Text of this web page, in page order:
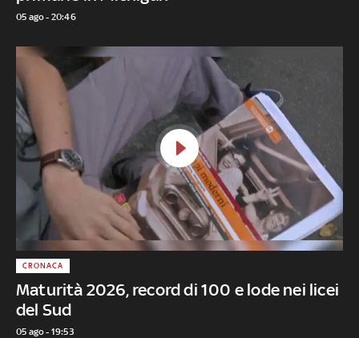
05 ago - 20:46
Maturità 2026, record di 100 e lode nei licei
del Sud
CRONACA
05 ago - 19:53